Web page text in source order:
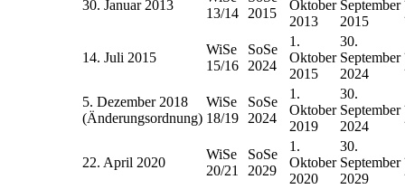
30. Januar 2013
13/14
2015
Oktober
2013
September
2015
14. Juli 2015
WiSe
15/16
SoSe
2024
1.
Oktober
2015
30.
September
2024
5. Dezember 2018
(Änderungsordnung)
WiSe
18/19
SoSe
2024
1.
Oktober
2019
30.
September
2024
22. April 2020
WiSe
20/21
SoSe
2029
1.
Oktober
2020
30.
September
2029